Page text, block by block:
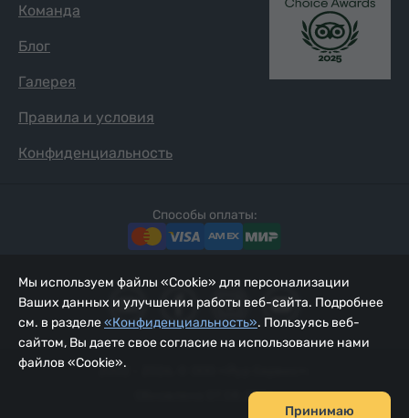
Команда
Блог
Галерея
Правила и условия
Конфиденциальность
Способы оплаты:
2002 - 2026, © ООО «Йур Сервис»;
Обновлено 07.08.2026
Мы используем файлы «Cookie» для персонализации
Ваших данных и улучшения работы веб-сайта. Подробнее
см. в разделе«Конфиденциальность». Пользуясь веб-
сайтом, Вы даете свое согласие на использование нами
файлов «Cookie».
Принимаю